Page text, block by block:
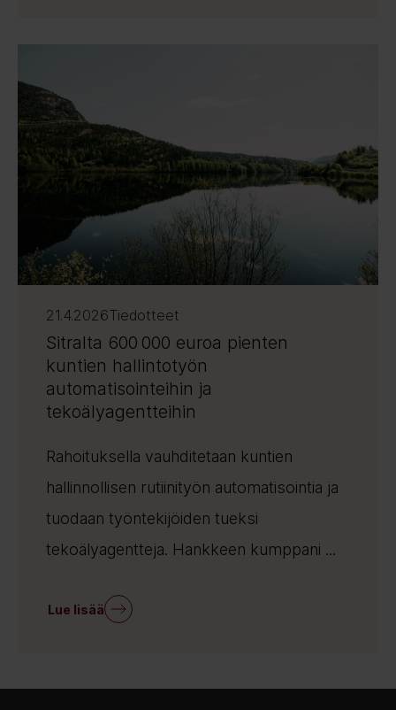
21.4.2026Tiedotteet
Sitralta 600 000 euroa pienten
kuntien hallintotyön
automatisointeihin ja
tekoälyagentteihin
Rahoituksella vauhditetaan kuntien
hallinnollisen rutiinityön automatisointia ja
tuodaan työntekijöiden tueksi
tekoälyagentteja. Hankkeen kumppani ...
Lue lisää